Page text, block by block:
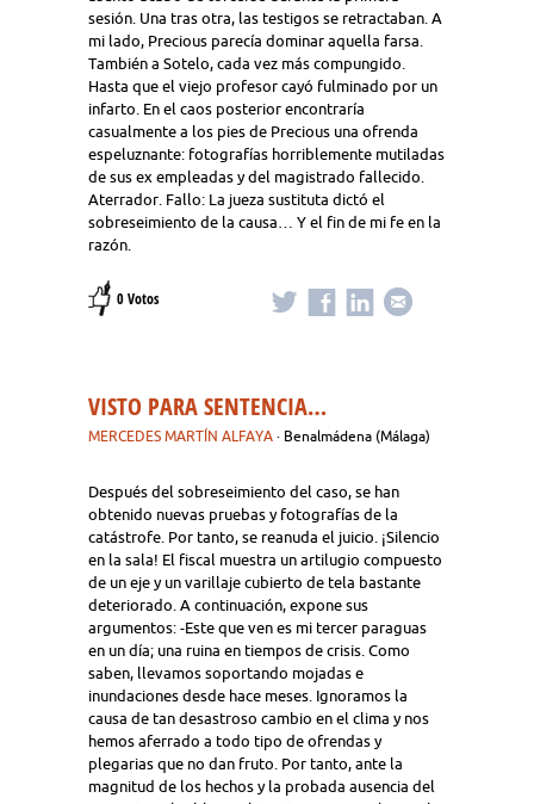
sesión. Una tras otra, las testigos se retractaban. A
mi lado, Precious parecía dominar aquella farsa.
También a Sotelo, cada vez más compungido.
Hasta que el viejo profesor cayó fulminado por un
infarto. En el caos posterior encontraría
casualmente a los pies de Precious una ofrenda
espeluznante: fotografías horriblemente mutiladas
de sus ex empleadas y del magistrado fallecido.
Aterrador. Fallo: La jueza sustituta dictó el
sobreseimiento de la causa… Y el fin de mi fe en la
razón.
0 Votos
VISTO PARA SENTENCIA…
MERCEDES MARTÍN ALFAYA · Benalmádena (Málaga)
Después del sobreseimiento del caso, se han
obtenido nuevas pruebas y fotografías de la
catástrofe. Por tanto, se reanuda el juicio. ¡Silencio
en la sala! El fiscal muestra un artilugio compuesto
de un eje y un varillaje cubierto de tela bastante
deteriorado. A continuación, expone sus
argumentos: -Este que ven es mi tercer paraguas
en un día; una ruina en tiempos de crisis. Como
saben, llevamos soportando mojadas e
inundaciones desde hace meses. Ignoramos la
causa de tan desastroso cambio en el clima y nos
hemos aferrado a todo tipo de ofrendas y
plegarias que no dan fruto. Por tanto, ante la
magnitud de los hechos y la probada ausencia del